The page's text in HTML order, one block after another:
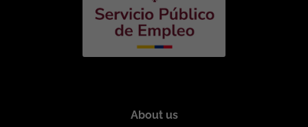
About us